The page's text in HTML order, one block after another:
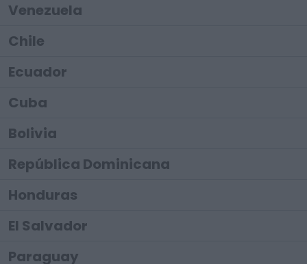
Venezuela
Chile
Ecuador
Cuba
Bolivia
República Dominicana
Honduras
El Salvador
Paraguay